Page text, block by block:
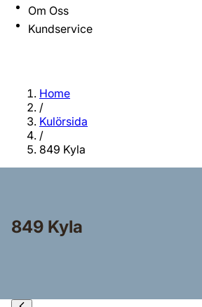
Om Oss
Kundservice
Home
/
Kulörsida
/
849 Kyla
849 Kyla